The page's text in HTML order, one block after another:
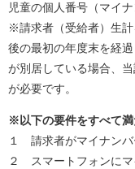
児童の個人番号（マイ
※請求者（受給者）生
後の最初の年度末を経
が別居している場合、
が必要です。
※以下の要件をすべて満
１ 請求者がマイナンバ
２ スマートフォンにマ